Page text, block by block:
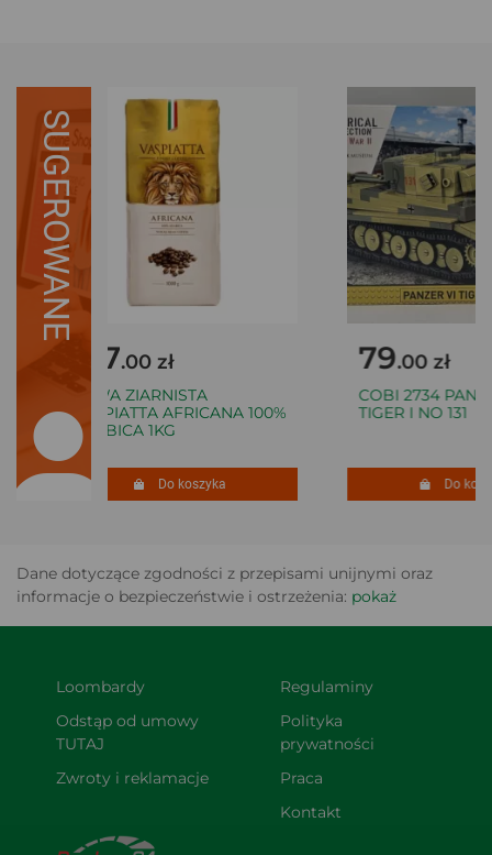
SUGEROWANE
127.00 zł
KAWA ZIARNISTA
VASPIATTA AFRICANA 100%
ARABICA 1KG
Do koszyka
79.00 zł
COBI 2734
TIGER I NO 131
Do
Dane dotyczące zgodności z przepisami unijnymi oraz
informacje o bezpieczeństwie i ostrzeżenia: pokaż
Loombardy
Odstąp od umowy
TUTAJ
Zwroty i reklamacje
Regulaminy
Polityka
prywatności
Praca
Kontakt